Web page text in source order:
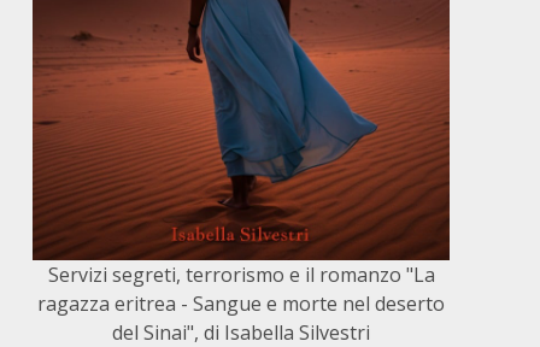
Servizi segreti, terrorismo e il romanzo "La
ragazza eritrea - Sangue e morte nel deserto
del Sinai", di Isabella Silvestri